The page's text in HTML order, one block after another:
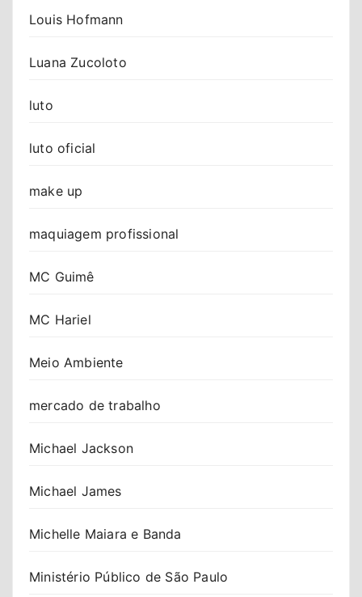
Louis Hofmann
Luana Zucoloto
luto
luto oficial
make up
maquiagem profissional
MC Guimê
MC Hariel
Meio Ambiente
mercado de trabalho
Michael Jackson
Michael James
Michelle Maiara e Banda
Ministério Público de São Paulo